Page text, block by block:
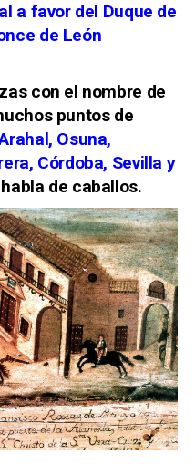
a favor del Duque de
de León
con el nombre de
puntos de
Osuna,
Córdoba, Sevilla y
de caballos.